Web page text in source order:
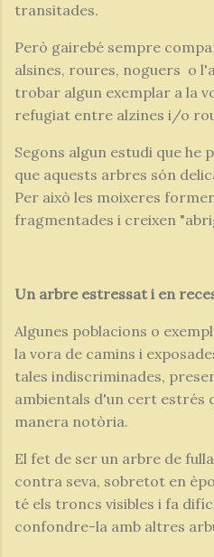
transitades.
Però gairebé sempre
alsines, roures, noguers o
trobar algun exemplar a la
refugiat entre alzines i/o
Segons algun estudi que he
que aquests arbres són
Per això les moixeres
fragmentades i creixen
Un arbre estressat i en
Algunes poblacions o
la vora de camins i
tales indiscriminades,
ambientals d'un cert estrés
manera notòria.
El fet de ser un arbre de
contra seva, sobretot en
té els troncs visibles i fa
confondre-la amb altres